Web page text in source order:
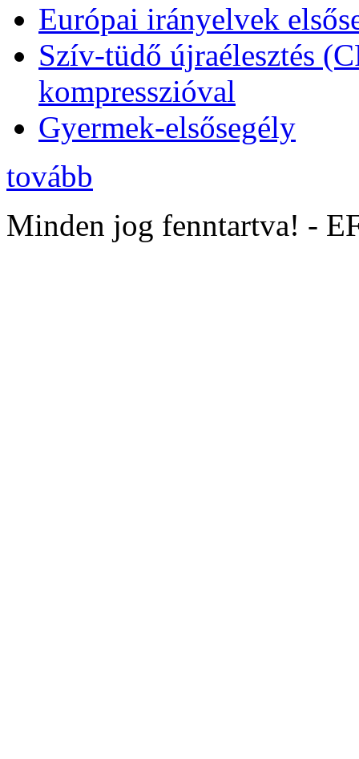
Európai irányelvek
Szív-tüdő újraélesztés
kompresszióval
Gyermek-elsősegély
tovább
Minden jog fenntartva! -